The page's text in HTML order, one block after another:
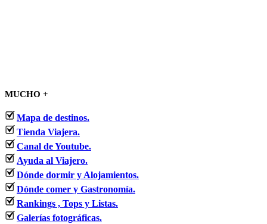
MUCHO +
Mapa de destinos.
Tienda Viajera.
Canal de Youtube.
Ayuda al Viajero.
Dónde dormir y Alojamientos.
Dónde comer y Gastronomía.
Rankings , Tops y Listas.
Galerías fotográficas.